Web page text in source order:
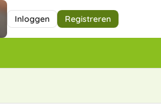
Inloggen Registreren